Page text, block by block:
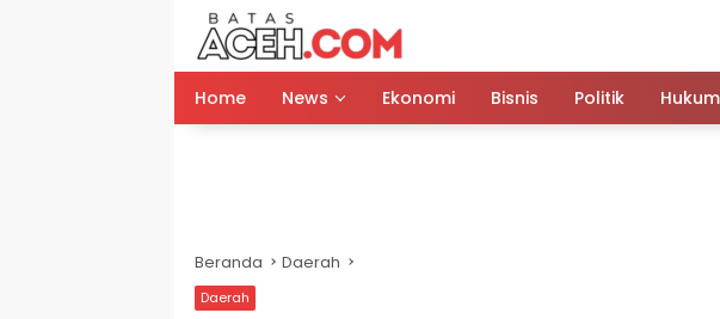
Home News Ekonomi Bisnis Politik Hukum
Beranda Daerah
Daerah